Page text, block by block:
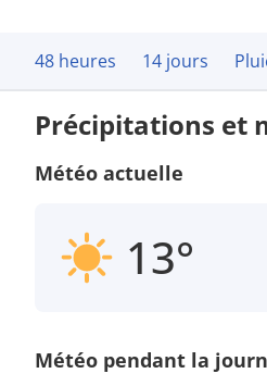
48 heures 14 jours
Précipitations et
Météo actuelle
13°
Météo pendant la